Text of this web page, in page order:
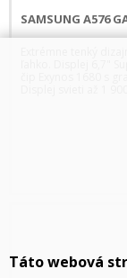
SAMSUNG A576
Táto webová